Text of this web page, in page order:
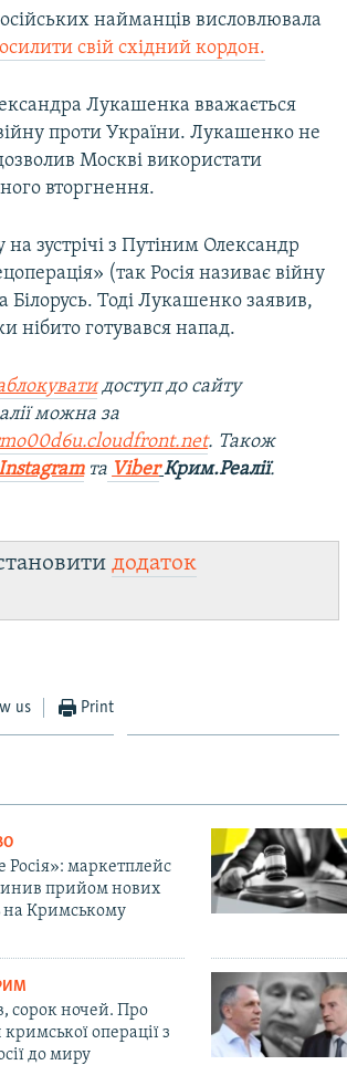
найманців висловлювала
свій східний кордон.
Лукашенка вважається
проти України. Лукашенко не
Москві використати
вторгнення.
зустрічі з Путіним Олександр
(так Росія називає війну
Білорусь. Тоді Лукашенко заявив,
нібито готувався напад.
доступ до сайту
можна за
. Також
та Viber Крим.Реалії.
додаток
us Print
Росія»: маркетплейс
прийом нових
на Кримському
сорок ночей. Про
кримської операції з
до миру